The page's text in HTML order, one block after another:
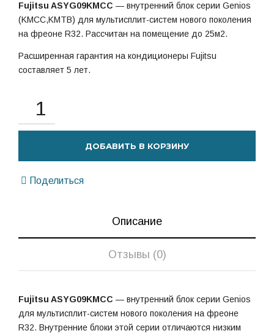
Fujitsu ASYG09KMCC — внутренний блок серии Genios
(KMCC,KMTB) для мультисплит-систем нового поколения
на фреоне R32. Рассчитан на помещение до 25м2.
Расширенная гарантия на кондиционеры Fujitsu
составляет 5 лет.
ДОБАВИТЬ В КОРЗИНУ
Поделиться
Описание
Отзывы (0)
Fujitsu ASYG09KMCC — внутренний блок серии Genios
для мультисплит-систем нового поколения на фреоне
R32. Внутренние блоки этой серии отличаются низким